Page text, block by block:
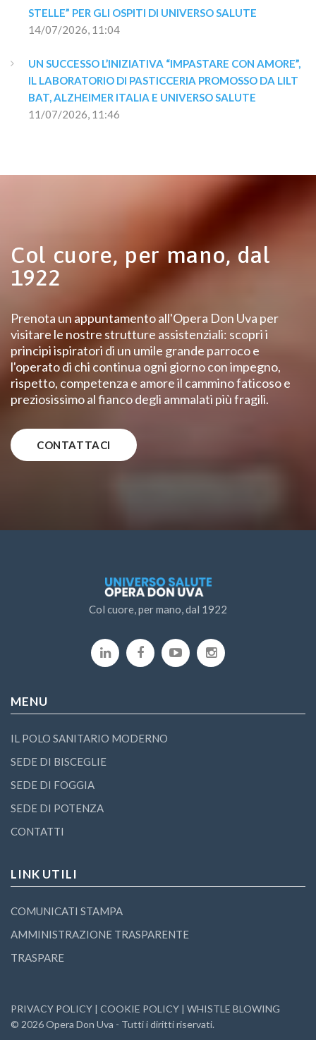
STELLE” PER GLI OSPITI DI UNIVERSO SALUTE
14/07/2026, 11:04
UN SUCCESSO L’INIZIATIVA “IMPASTARE CON AMORE”,
IL LABORATORIO DI PASTICCERIA PROMOSSO DA LILT
BAT, ALZHEIMER ITALIA E UNIVERSO SALUTE
11/07/2026, 11:46
Col cuore, per mano, dal
1922
Prenota un appuntamento all'Opera Don Uva per
visitare le nostre strutture assistenziali: scopri i
principi ispiratori di un umile grande parroco e
l'operato di chi continua ogni giorno con impegno,
rispetto, competenza e amore il cammino faticoso e
preziosissimo al fianco degli ammalati più fragili.
CONTATTACI
Col cuore, per mano, dal 1922
MENU
IL POLO SANITARIO MODERNO
SEDE DI BISCEGLIE
SEDE DI FOGGIA
SEDE DI POTENZA
CONTATTI
LINK UTILI
COMUNICATI STAMPA
AMMINISTRAZIONE TRASPARENTE
TRASPARE
PRIVACY POLICY | COOKIE POLICY | WHISTLE BLOWING
© 2026Opera Don Uva - Tutti i diritti riservati.